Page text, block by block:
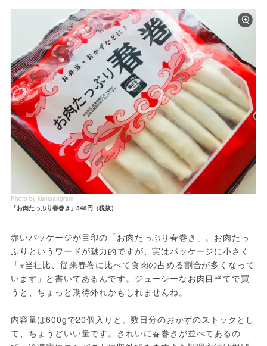
Photo by kanipangram
「お肉たっぷり春巻き」348円（税抜）
赤いパッケージが目印の「お肉たっぷり春巻き」。お肉たっ
ぷりというワードが魅力的ですが、実はパッケージに小さく
「※当社比、従来春巻に比べて食肉の占める割合が多くなって
います」と書いてあるんです。ジューシーなお肉目当てで買
うと、ちょっと期待外れかもしれませんね。
内容量は600gで20個入りと、数日分のおかずのストックとし
て、ちょうどいい量です。きれいに春巻きが並べてあるの